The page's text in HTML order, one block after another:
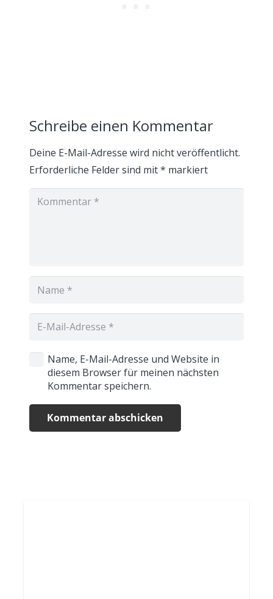
Schreibe einen Kommentar
Deine E-Mail-Adresse wird nicht veröffentlicht.
Erforderliche Felder sind mit* markiert
Name, E-Mail-Adresse und Website in
diesem Browser für meinen nächsten
Kommentar speichern.
Kommentar abschicken